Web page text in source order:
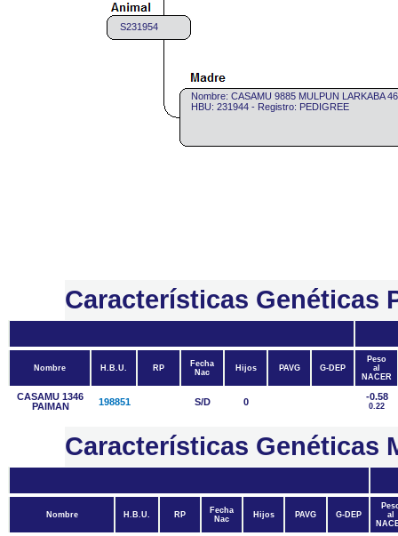
S231954
Nombre: CASAMU 9885 MULPUN LARKABA
HBU: 231944 - Registro: PEDIGREE
Características Genéticas
Nombre H.B.U. RP
Fecha
Nac
Hijos PAVG G-DEP
Peso
al
NACER
CASAMU 1346
PAIMAN
198851 S/D 0 -0.58
0.22
Características Genéticas
Nombre H.B.U. RP
Fecha
Nac
Hijos PAVG G-DEP
al